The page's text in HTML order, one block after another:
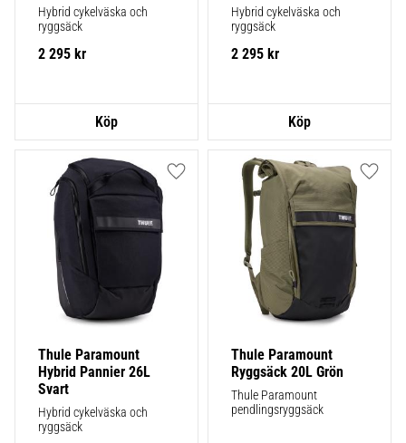
Hybrid cykelväska och
ryggsäck
2 295 kr
Hybrid cykelväska och
ryggsäck
2 295 kr
Thule Paramount
Hybrid Pannier 26L
Svart
Hybrid cykelväska och
ryggsäck
Lägg till i favoriter
Thule Paramount
Ryggsäck 20L Grön
Thule Paramount
pendlingsryggsäck
Lägg